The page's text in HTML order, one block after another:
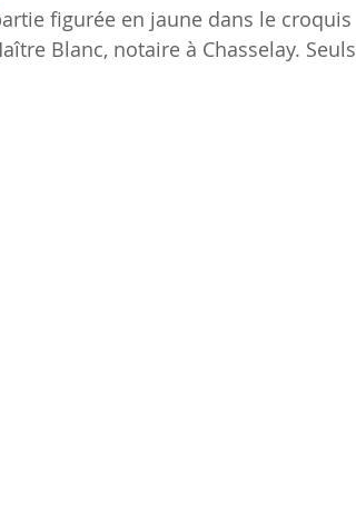
figurée en jaune dans le croquis
Blanc, notaire à Chasselay. Seuls